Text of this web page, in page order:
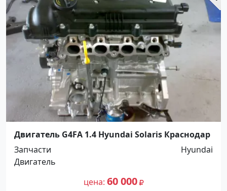
Двигатель G4FA 1.4 Hyundai Solaris Краснодар
Запчасти
Hyundai
Двигатель
цена 60 000